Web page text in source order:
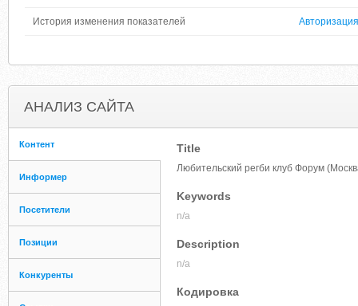
История изменения показателей Авторизация
АНАЛИЗ САЙТА
Контент
Информер
Посетители
Позиции
Конкуренты
Title
Любительский регби клуб Форум
Keywords
n/a
Description
n/a
Кодировка